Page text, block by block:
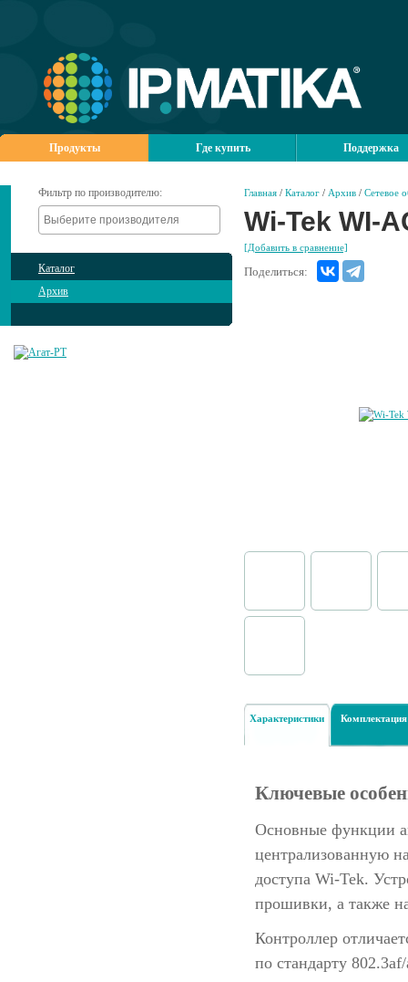
Продукты Где купить Поддержка
Фильтр по производителю:
Каталог
Архив
Главная / Каталог / Архив / Сетевое
Wi-Tek WI-
[Добавить в сравнение]
Поделиться:
Характеристики Комплектация
Ключевые
Основные функции
централизованную
доступа Wi-Tek.
прошивки, а также
Контроллер
по стандарту